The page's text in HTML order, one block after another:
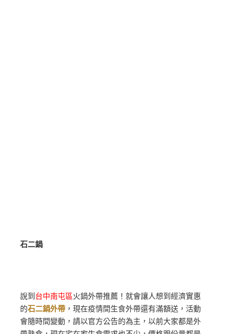
石二鍋
說到 台中南屯區火鍋外帶推薦！就會讓人想到經濟實惠
的石二鍋外帶 ，現在疫情間生食外帶還有滿額送，活動
會隨時間變動，請以官方公告的為主，以前大家都是外